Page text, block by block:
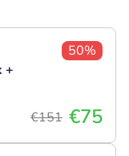
+
50%
€151 €75